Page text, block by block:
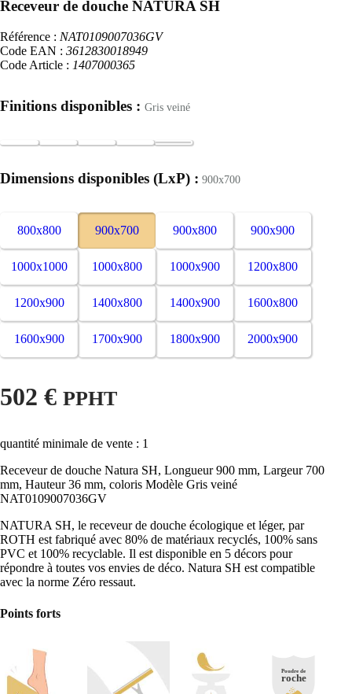
Receveur de douche Natura SH, Longueur 900 mm, Largeur 700
mm, Hauteur 36 mm, coloris Modèle Gris veiné
NAT0109007036GV
NATURA SH, le receveur de douche écologique et léger, par
ROTH est fabriqué avec 80% de matériaux recyclés, 100% sans
PVC et 100% recyclable. Il est disponible en 5 décors pour
répondre à toutes vos envies de déco. Natura SH est compatible
avec la norme Zéro ressaut.
Points forts
Receveur de douche NATURA SH
Référence : NAT0109007036GV
Code EAN : 3612830018949
Code Article : 1407000365
Finitions disponibles : Gris veiné
Dimensions disponibles (LxP) : 900x700
800x800 900x700 900x800 900x900
1000x1000 1000x800 1000x900 1200x800
1200x900 1400x800 1400x900 1600x800
1600x900 1700x900 1800x900 2000x900
502 € PPHT
quantité minimale de vente : 1